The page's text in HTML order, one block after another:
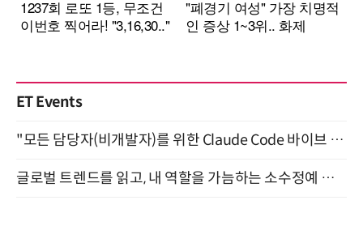
ET Events
"모든 담당자(비개발자)를 위한 Claude Code 바이브 코딩 2-day 부트캠프" 9월 16~17일 개최
글로벌 트렌드를 읽고, 내 역할을 가늠하는 소수정예 실습 워크숍 (8/28)